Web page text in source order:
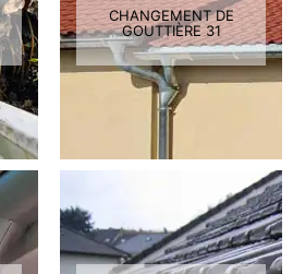
CHANGEMENT DE
GOUTTIÈRE 31